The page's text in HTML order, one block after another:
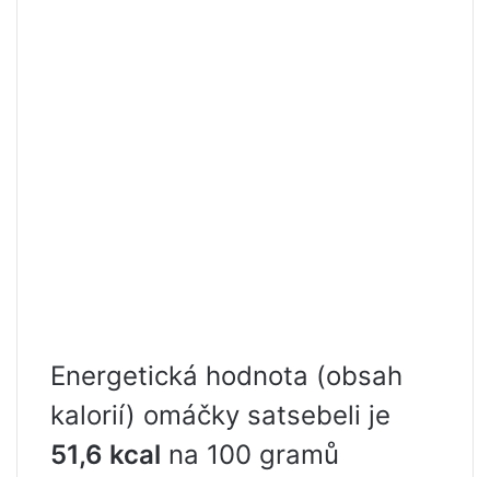
Energetická hodnota (obsah
kalorií) omáčky satsebeli je
51,6 kcal na 100 gramů